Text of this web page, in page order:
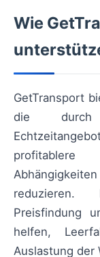
Wie
GetTransport
die
profitablere
reduzieren.
Preisfindung
helfen,
Auslastung der